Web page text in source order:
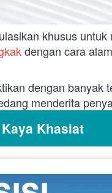
khusus untuk
dengan cara
dengan banyak
menderita
Khasiat